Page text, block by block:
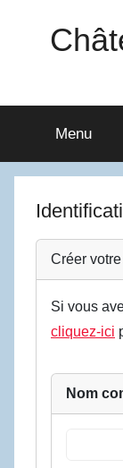
Menu
Créer votre
Si vous
cliquez-ici
Nom